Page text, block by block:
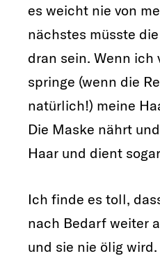
es weicht nie von
nächstes müsste
dran sein. Wenn ich
springe (wenn die
natürlich!) meine
Die Maske nährt
Haar und dient
Ich finde es toll,
nach Bedarf weiter
und sie nie ölig wird.